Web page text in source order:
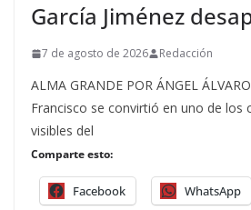
García Jiménez
7 de agosto de 2026 Redacción
ALMA GRANDE POR ÁNGEL
Francisco se convirtió en uno de los
visibles del
Comparte esto:
Facebook WhatsApp